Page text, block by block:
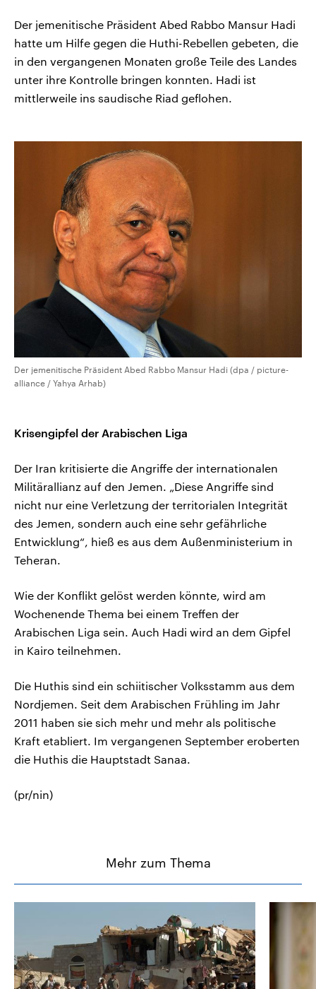
Der jemenitische Präsident Abed Rabbo Mansur Hadi
hatte um Hilfe gegen die Huthi-Rebellen gebeten, die
in den vergangenen Monaten große Teile des Landes
unter ihre Kontrolle bringen konnten. Hadi ist
mittlerweile ins saudische Riad geflohen.
Der jemenitische Präsident Abed Rabbo Mansur Hadi (dpa / picture-
alliance / Yahya Arhab)
Krisengipfel der Arabischen Liga
Der Iran kritisierte die Angriffe der internationalen
Militärallianz auf den Jemen. „Diese Angriffe sind
nicht nur eine Verletzung der territorialen Integrität
des Jemen, sondern auch eine sehr gefährliche
Entwicklung“, hieß es aus dem Außenministerium in
Teheran.
Wie der Konflikt gelöst werden könnte, wird am
Wochenende Thema bei einem Treffen der
Arabischen Liga sein. Auch Hadi wird an dem Gipfel
in Kairo teilnehmen.
Die Huthis sind ein schiitischer Volksstamm aus dem
Nordjemen. Seit dem Arabischen Frühling im Jahr
2011 haben sie sich mehr und mehr als politische
Kraft etabliert. Im vergangenen September eroberten
die Huthis die Hauptstadt Sanaa.
(pr/nin)
Mehr zum Thema